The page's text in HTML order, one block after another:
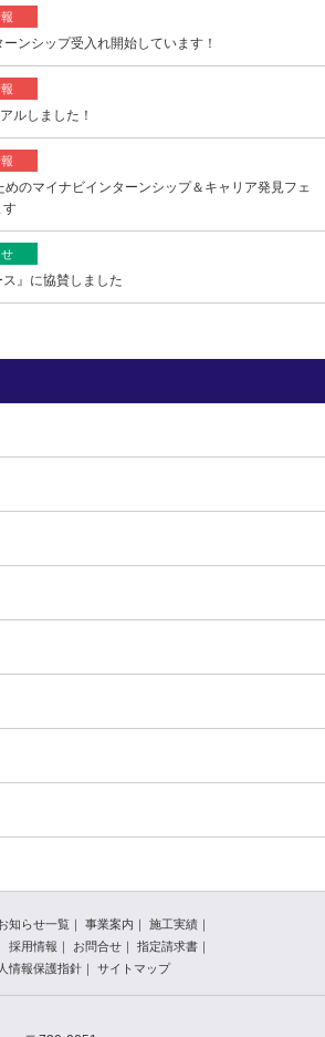
ンシップ受入れ開始しています！
ルしました！
のマイナビインターンシップ＆キャリア発見フェ
す
』に協賛しました
知らせ一覧 ｜ 事業案内 ｜ 施工実績 ｜
採用情報 ｜ お問合せ ｜ 指定請求書 ｜
情報保護指針 ｜ サイトマップ